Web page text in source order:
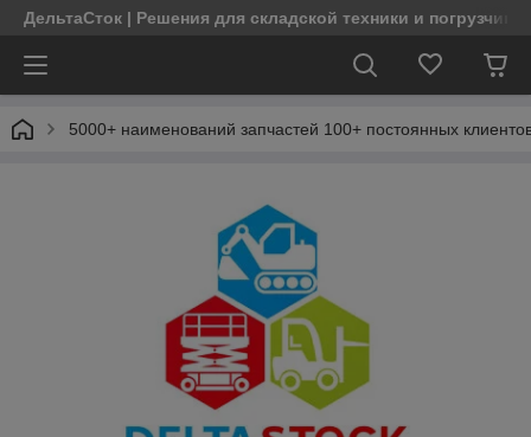
ДельтаСток | Решения для складской техники и
5000+ наименований запчастей 100+ постоянных